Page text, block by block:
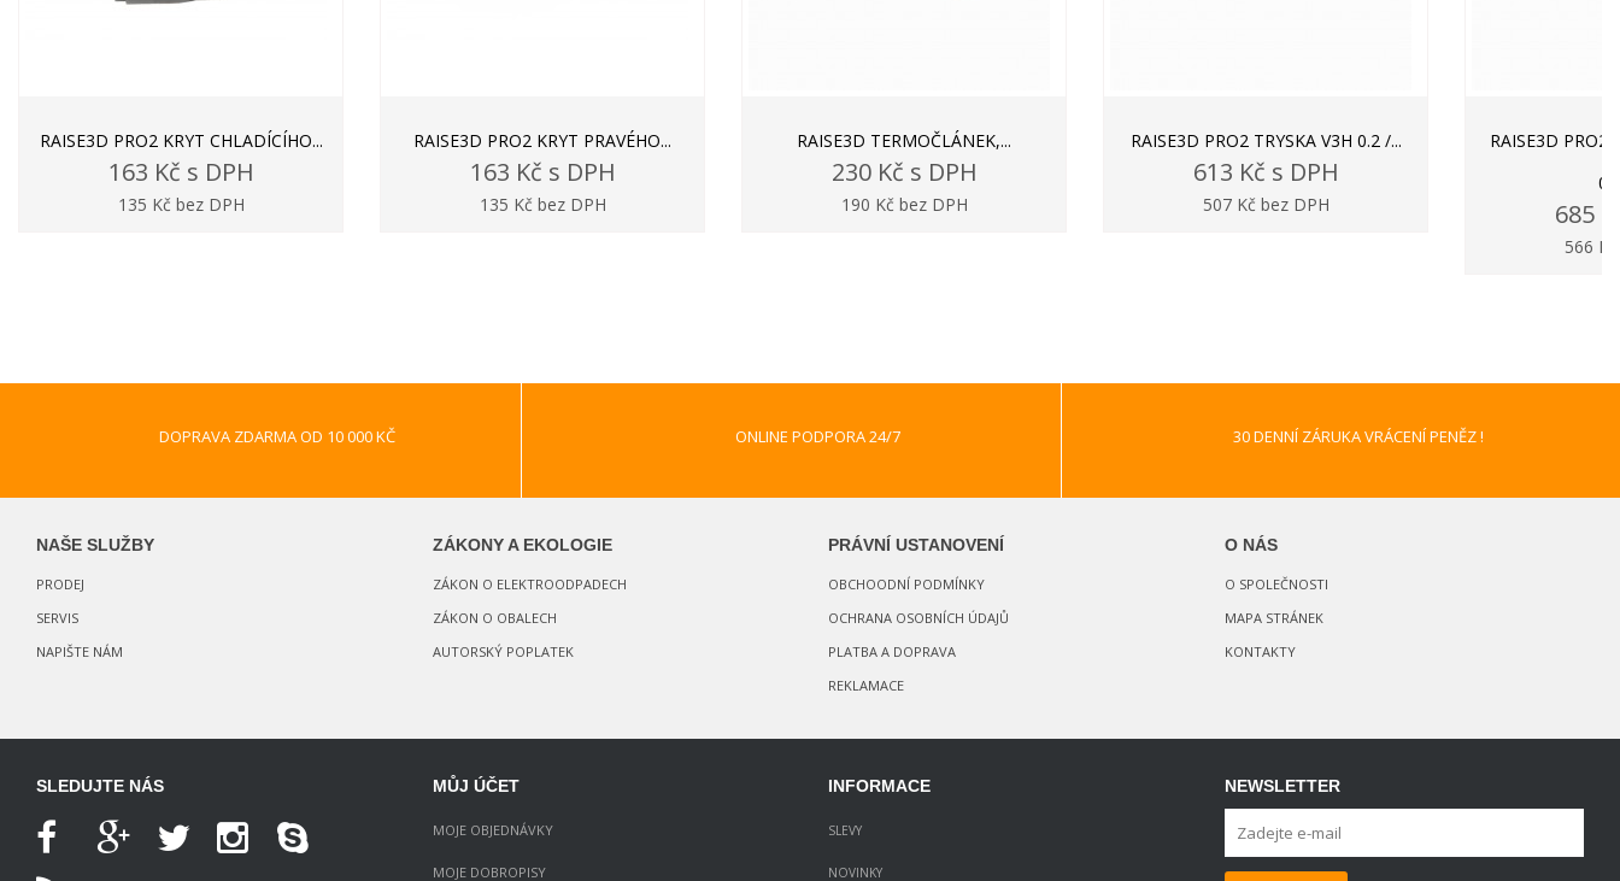
RAISE3D PRO2 KRYT CHLADÍCÍHO...
163 Kč s DPH
135 Kč bez DPH
RAISE3D PRO2 KRYT PRAVÉHO...
163 Kč s DPH
135 Kč bez DPH
RAISE3D TERMOČLÁNEK,...
230 Kč s DPH
190 Kč bez DPH
RAISE3D PRO2 TRYSKA V3H 0.2 /...
613 Kč s DPH
507 Kč bez DPH
RAISE3D PRO2
685
566
DOPRAVA ZDARMA OD 10 000 KČ ONLINE PODPORA 24/7 30 DENNÍ ZÁRUKA VRÁCENÍ PENĚZ !
NAŠE SLUŽBY
PRODEJ
SERVIS
NAPIŠTE NÁM
ZÁKONY A EKOLOGIE
ZÁKON O ELEKTROODPADECH
ZÁKON O OBALECH
AUTORSKÝ POPLATEK
PRÁVNÍ USTANOVENÍ
OBCHOODNÍ PODMÍNKY
OCHRANA OSOBNÍCH ÚDAJŮ
PLATBA A DOPRAVA
REKLAMACE
O NÁS
O SPOLEČNOSTI
MAPA STRÁNEK
KONTAKTY
SLEDUJTE NÁS MŮJ ÚČET
MOJE OBJEDNÁVKY
MOJE DOBROPISY
INFORMACE
SLEVY
NOVINKY
NEWSLETTER